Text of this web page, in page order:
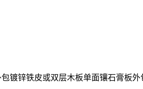
镀锌铁皮或双层木板单面镶石膏板